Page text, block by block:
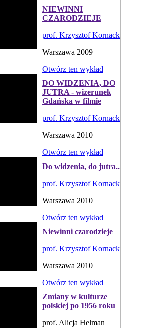
NIEWINNI
CZARODZIEJE
prof. Krzysztof Kornacki
Warszawa 2009
Otwórz ten wykład
DO WIDZENIA, DO
JUTRA - wizerunek
Gdańska w filmie
prof. Krzysztof Kornacki
Warszawa 2010
Otwórz ten wykład
Do widzenia, do jutra...
prof. Krzysztof Kornacki
Warszawa 2010
Otwórz ten wykład
Niewinni czarodzieje
prof. Krzysztof Kornacki
Warszawa 2010
Otwórz ten wykład
Zmiany w kulturze
polskiej po 1956 roku
prof. Alicja Helman